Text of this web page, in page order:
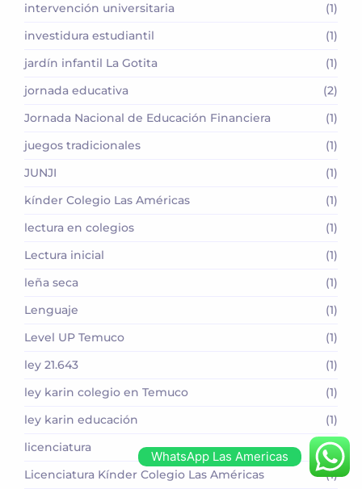
intervención universitaria
(1)
investidura estudiantil
(1)
jardín infantil La Gotita
(1)
jornada educativa
(2)
Jornada Nacional de Educación Financiera
(1)
juegos tradicionales
(1)
JUNJI
(1)
kínder Colegio Las Américas
(1)
lectura en colegios
(1)
Lectura inicial
(1)
leña seca
(1)
Lenguaje
(1)
Level UP Temuco
(1)
ley 21.643
(1)
ley karin colegio en Temuco
(1)
ley karin educación
(1)
licenciatura
(1)
Licenciatura Kínder Colegio Las Américas
(1)
WhatsApp Las Americas